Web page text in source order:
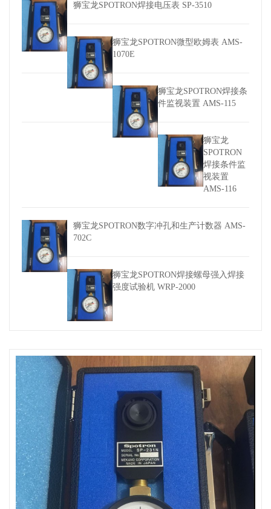
狮宝龙SPOTRON焊接电压表 SP-3510
狮宝龙SPOTRON微型欧姆表 AMS-
1070E
狮宝龙SPOTRON焊接条
件监视装置 AMS-115
狮宝龙
SPOTRON
焊接条件监
视装置
AMS-116
狮宝龙SPOTRON数字冲孔和生产计数器 AMS-
702C
狮宝龙SPOTRON焊接螺母强入焊接
强度试验机 WRP-2000